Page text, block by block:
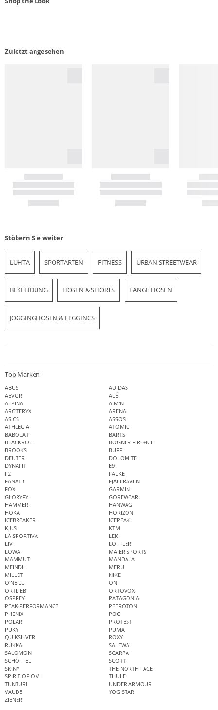
Zuletzt angesehen
Stöbern Sie weiter
LUHTA SPORTARTEN FITNESS URBAN STREETWEAR
BEKLEIDUNG HOSEN & SHORTS LANGE HOSEN
JOGGINGHOSEN & LEGGINGS
Top Marken
ABUS
ADIDAS
AEVOR
ALÉ
ALPINA
AIM'N
ARC'TERYX
ARENA
ASICS
ASSOS
ATHLECIA
ATOMIC
BABOLAT
BARTS
BLACKROLL
BOGNER FIRE+ICE
BROOKS
BUFF
DEUTER
DOLOMITE
DYNAFIT
E9
F2
FALKE
FANATIC
FJÄLLRÄVEN
FOX
GARMIN
GLORYFY
GOREWEAR
HAMMER
HANWAG
HOKA
HORIZON
ICEBREAKER
ICEPEAK
KJUS
KTM
LA SPORTIVA
LEKI
LIV
LÖFFLER
LOWA
MAIER SPORTS
MAMMUT
MANDALA
MEINDL
MERU
MILLET
NIKE
O'NEILL
ON
ORTLIEB
ORTOVOX
OSPREY
PATAGONIA
PEAK PERFORMANCE
PEEROTON
PHENIX
POC
POLAR
PROTEST
PUKY
PUMA
QUIKSILVER
ROXY
RUKKA
SALEWA
SALOMON
SCARPA
SCHÖFFEL
SCOTT
SKINY
THE NORTH FACE
SPIRIT OF OM
THULE
TUNTURI
UNDER ARMOUR
VAUDE
YOGISTAR
ZIENER